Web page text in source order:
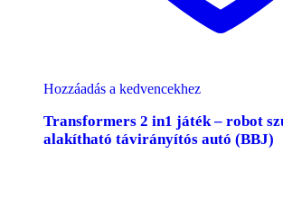
Hozzáadás a kedvencekhez
Transformers 2 in1 játék – robot
alakítható távirányítós autó (BBJ)